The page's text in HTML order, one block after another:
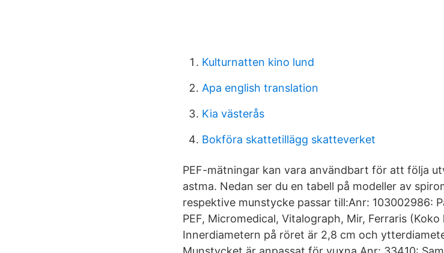
Kulturnatten kino lund
Apa english translation
Kia västerås
Bokföra skattetillägg skatteverket
PEF-mätningar kan vara användbart för att följa
astma. Nedan ser du en tabell på modeller av
respektive munstycke passar till:Anr: 103002986:
PEF, Micromedical, Vitalograph, Mir, Ferraris
Innerdiametern på röret är 2,8 cm och